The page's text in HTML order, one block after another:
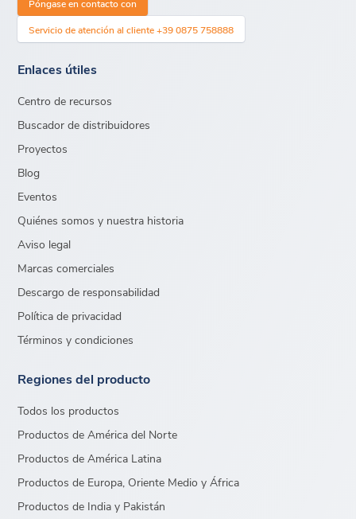
Póngase en contacto con
Servicio de atención al cliente +39 0875 758888
Enlaces útiles
Centro de recursos
Buscador de distribuidores
Proyectos
Blog
Eventos
Quiénes somos y nuestra historia
Aviso legal
Marcas comerciales
Descargo de responsabilidad
Política de privacidad
Términos y condiciones
Regiones del producto
Todos los productos
Productos de América del Norte
Productos de América Latina
Productos de Europa, Oriente Medio y África
Productos de India y Pakistán